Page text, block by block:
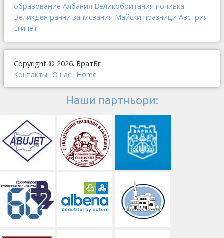
образование Албания Великобритания почивка
Великден ранни записвания Майски празници Австрия
Египет
Copyright © 2026. БратБг
Контакты
О наc Home
Наши партньори: